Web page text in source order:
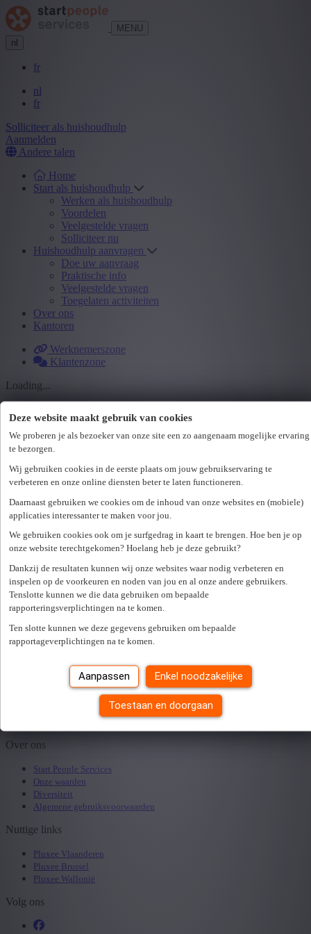
Deze website maakt gebruik van cookies
We proberen je als bezoeker van onze site een zo aangenaam mogelijke ervaring
te bezorgen.
Wij gebruiken cookies in de eerste plaats om jouw gebruikservaring te
verbeteren en onze online diensten beter te laten functioneren.
Daarnaast gebruiken we cookies om de inhoud van onze websites en (mobiele)
applicaties interessanter te maken voor jou.
We gebruiken cookies ook om je surfgedrag in kaart te brengen. Hoe ben je op
onze website terechtgekomen? Hoelang heb je deze gebruikt?
Dankzij de resultaten kunnen wij onze websites waar nodig verbeteren en
inspelen op de voorkeuren en noden van jou en al onze andere gebruikers.
Tenslotte kunnen we die data gebruiken om bepaalde
rapporteringsverplichtingen na te komen.
Ten slotte kunnen we deze gegevens gebruiken om bepaalde
rapportageverplichtingen na te komen.
Aanpassen Enkel noodzakelijke
Toestaan en doorgaan
MENU
nl
fr
nl
fr
Solliciteer als huishoudhulp
Aanmelden
Andere talen
Home
Start als huishoudhulp
Werken als huishoudhulp
Voordelen
Veelgestelde vragen
Solliciteer nu
Huishoudhulp aanvragen
Doe uw aanvraag
Praktische info
Veelgestelde vragen
Toegelaten activiteiten
Over ons
Kantoren
Werknemerszone
Klantenzone
Loading...
Bedankt voor uw bericht
We hebben uw bericht goed ontvangen en zullen u zo snel mogelijk
een antwoord geven.
Ga naar de Homepagina
Zoek een kantoor in je buurt
Start als huishoudhulp
Werken als huishoudhulp
Voordelen
Veel gestelde vragen
Werknemerszone
Doe uw aanvraag
Over ons
Start People Services
Onze waarden
Diversiteit
Algemene gebruiksvoorwaarden
Nuttige links
Pluxee Vlaanderen
Pluxee Brussel
Pluxee Wallonië
Volg ons